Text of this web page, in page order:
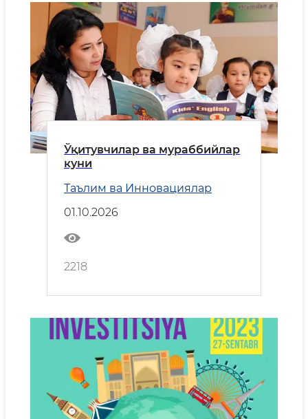
Ўқитувчилар ва мураббийлар
куни
Таълим ва Инновациялар
01.10.2026
2218